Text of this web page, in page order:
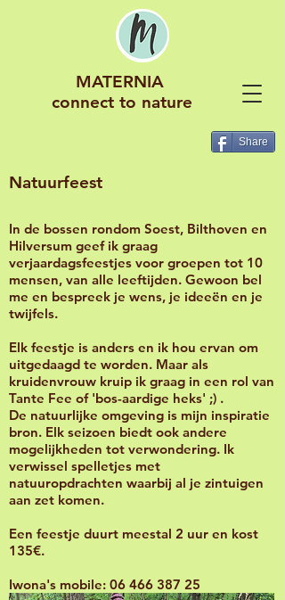
MATERNIA
connect to nature
Share
Natuurfeest
In de bossen rondom Soest, Bilthoven en
Hilversum geef ik graag
verjaardagsfeestjes voor groepen tot 10
mensen, van alle leeftijden. Gewoon bel
me en bespreek je wens, je ideeën en je
twijfels.
Elk feestje is anders en ik hou ervan om
uitgedaagd te worden. Maar als
kruidenvrouw kruip ik graag in een rol van
Tante Fee of 'bos-aardige heks' ;) .
De natuurlijke omgeving is mijn inspiratie
bron. Elk seizoen biedt ook andere
mogelijkheden tot verwondering. Ik
verwissel spelletjes met
natuuropdrachten waarbij al je zintuigen
aan zet komen.
Een feestje duurt meestal 2 uur en kost
135€.
Iwona's mobile: 06 466 387 25